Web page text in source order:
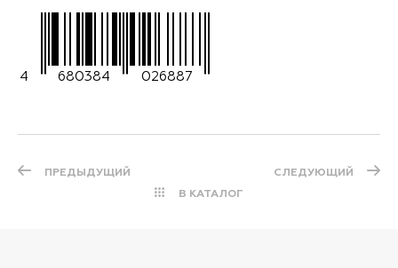
4 680384 026887
ПРЕДЫДУЩИЙ
В КАТАЛОГ
СЛЕДУЮЩИЙ